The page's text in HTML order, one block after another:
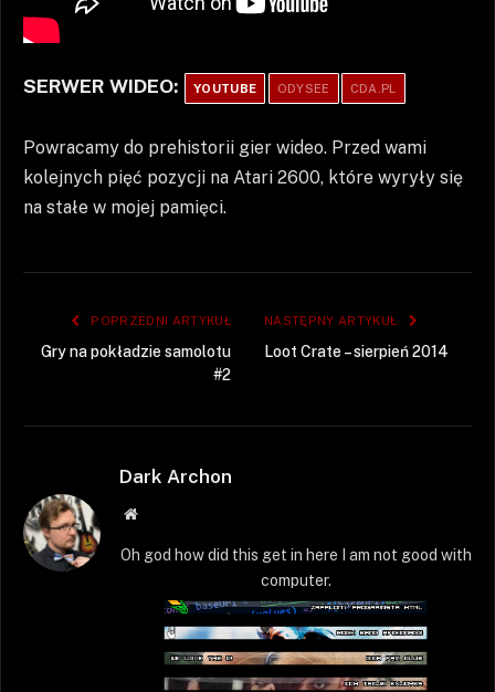
SERWER WIDEO: YOUTUBE ODYSEE CDA.PL
Powracamy do prehistorii gier wideo. Przed wami
kolejnych pięć pozycji na Atari 2600, które wyryły się
na stałe w mojej pamięci.
POPRZEDNI ARTYKUŁ
Gry na pokładzie samolotu
#2
NASTĘPNY ARTYKUŁ
Loot Crate – sierpień 2014
Dark Archon
Strona
Oh god how did this get in here I am not good with
computer.